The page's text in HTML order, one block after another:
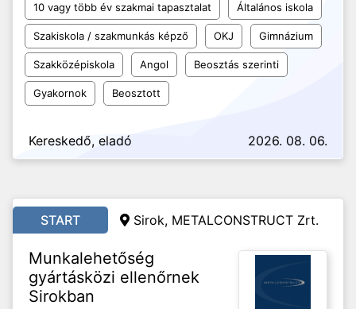
10 vagy több év szakmai tapasztalat Általános iskola
Szakiskola / szakmunkás képző OKJ Gimnázium
Szakközépiskola Angol Beosztás szerinti
Gyakornok Beosztott
Kereskedő, eladó 2026. 08. 06.
START Sirok, METALCONSTRUCT Zrt.
Munkalehetőség
gyártásközi ellenőrnek
Sirokban